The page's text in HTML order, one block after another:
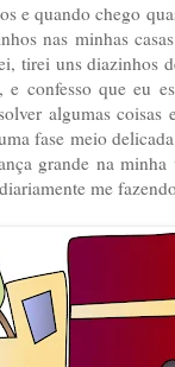
e quando chego
nas minhas
tirei uns diazinhos
e confesso que eu
algumas coisas
fase meio
grande na
me